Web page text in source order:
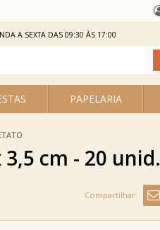
PAPELARIA
A SEXTA DAS 09:30 ÀS 17:00
cm - 20 unid.